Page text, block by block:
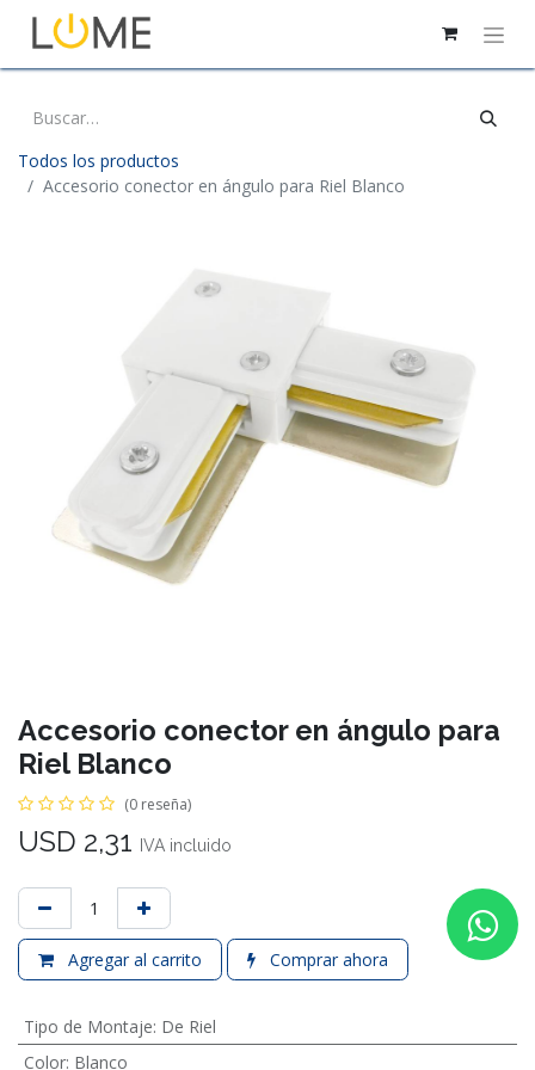
Todos los productos
Accesorio conector en ángulo para Riel Blanco
Accesorio conector en ángulo para
Riel Blanco
(0 reseña)
USD 2,31 IVA incluido
Agregar al carrito Comprar ahora
Tipo de Montaje: De Riel
Color: Blanco